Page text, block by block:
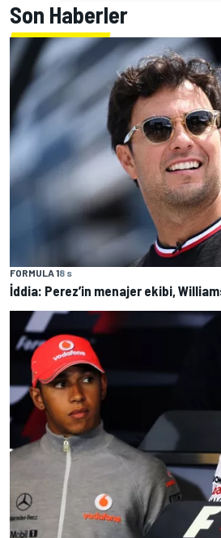
Son Haberler
FORMULA 18 s
İddia: Perez’in menajer ekibi,